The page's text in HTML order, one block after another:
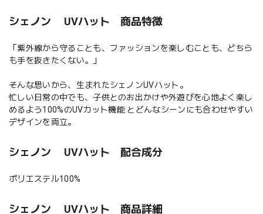
シェノン UVハット 商品特徴
「紫外線から守ることも、ファッションを楽しむことも、どちら
も手を抜きたくない。」
そんな思いから、生まれたシェノンUVハット。
忙しい日常の中でも、子供とのお出かけや外遊びを心地よく楽し
めるよう100%のUVカット機能 とどんなシーンにも合わせやすい
デザインを両立。
シェノン UVハット 配合成分
ポリエステル100%
シェノン UVハット 商品詳細